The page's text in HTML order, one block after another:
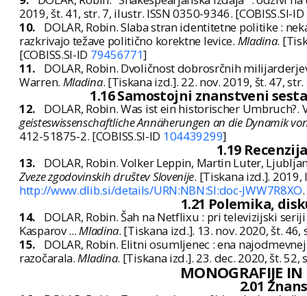
2019, št. 41, str. 7, ilustr. ISSN 0350-9346. [COBISS.SI-ID
10.
DOLAR, Robin. Slaba stran identitetne politike :
razkrivajo težave politično korektne levice. Mladina.
[COBISS.SI-ID 79456771]
11.
DOLAR, Robin. Dvoličnost dobrosrčnih
Warren. Mladina. [Tiskana izd.]. 22. nov. 2019, št. 47,
1.16 Samostojni znanstveni
12.
DOLAR, Robin. Was ist ein historischer Umbruch?.
geisteswissenschaftliche Annäherungen an die Dynamik
412-51875-2. [COBISS.SI-ID 104439299]
1.19
13.
DOLAR, Robin. Volker Leppin, Martin Luter,
Zveze zgodovinskih društev Slovenije. [Tiskana izd.]. 2019,
http://www.dlib.si/details/URN:NBN:SI:doc-JWW7R8XO
1.21 Polemika,
14.
DOLAR, Robin. Šah na Netflixu : pri televizijski
Kasparov ...Mladina. [Tiskana izd.]. 13. nov. 2020, št.
15.
DOLAR, Robin. Elitni osumljenec : ena
razočarala.Mladina. [Tiskana izd.]. 23. dec. 2020, št. 52,
MONOGRAFIJE
2.01